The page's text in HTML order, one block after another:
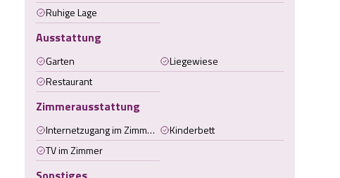
Ruhige Lage
Ausstattung
Garten
Liegewiese
Restaurant
Zimmerausstattung
Internetzugang im Zimmer (kabelgebunden)
Kinderbett
TV im Zimmer